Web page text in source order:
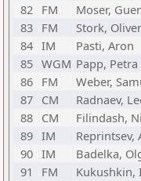
82
FM Moser,
83
FM Stork, Oliver
84 IM Pasti, Aron
85 WGM Papp, Petra
86
FM Weber,
87
CM Radnaev,
88
CM Filindash,
89 IM Reprintsev,
90 IM Badelka,
91
FM Kukushkin,